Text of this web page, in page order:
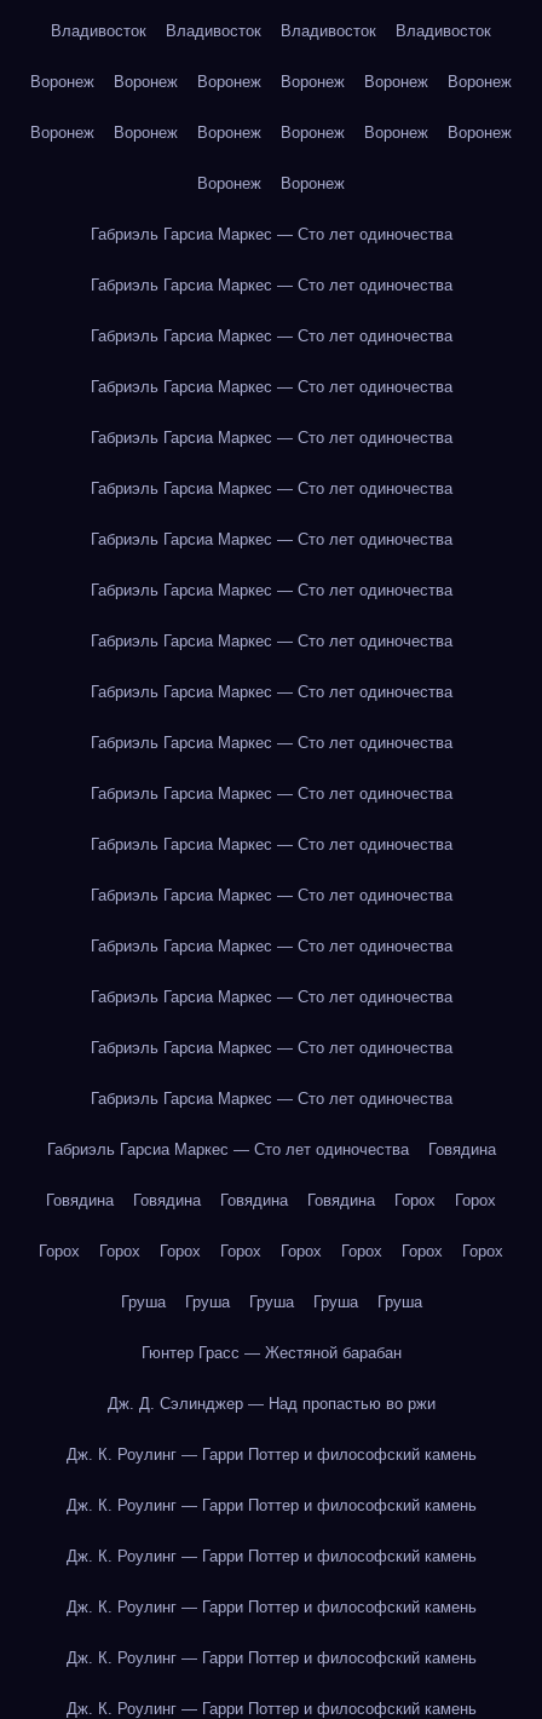
Владивосток Владивосток Владивосток Владивосток
Воронеж Воронеж Воронеж Воронеж Воронеж Воронеж
Воронеж Воронеж Воронеж Воронеж Воронеж Воронеж
Воронеж Воронеж
Габриэль Гарсиа Маркес — Сто лет одиночества
Габриэль Гарсиа Маркес — Сто лет одиночества
Габриэль Гарсиа Маркес — Сто лет одиночества
Габриэль Гарсиа Маркес — Сто лет одиночества
Габриэль Гарсиа Маркес — Сто лет одиночества
Габриэль Гарсиа Маркес — Сто лет одиночества
Габриэль Гарсиа Маркес — Сто лет одиночества
Габриэль Гарсиа Маркес — Сто лет одиночества
Габриэль Гарсиа Маркес — Сто лет одиночества
Габриэль Гарсиа Маркес — Сто лет одиночества
Габриэль Гарсиа Маркес — Сто лет одиночества
Габриэль Гарсиа Маркес — Сто лет одиночества
Габриэль Гарсиа Маркес — Сто лет одиночества
Габриэль Гарсиа Маркес — Сто лет одиночества
Габриэль Гарсиа Маркес — Сто лет одиночества
Габриэль Гарсиа Маркес — Сто лет одиночества
Габриэль Гарсиа Маркес — Сто лет одиночества
Габриэль Гарсиа Маркес — Сто лет одиночества
Габриэль Гарсиа Маркес — Сто лет одиночества Говядина
Говядина Говядина Говядина Говядина Горох Горох
Горох Горох Горох Горох Горох Горох Горох Горох
Груша Груша Груша Груша Груша
Гюнтер Грасс — Жестяной барабан
Дж. Д. Сэлинджер — Над пропастью во ржи
Дж. К. Роулинг — Гарри Поттер и философский камень
Дж. К. Роулинг — Гарри Поттер и философский камень
Дж. К. Роулинг — Гарри Поттер и философский камень
Дж. К. Роулинг — Гарри Поттер и философский камень
Дж. К. Роулинг — Гарри Поттер и философский камень
Дж. К. Роулинг — Гарри Поттер и философский камень